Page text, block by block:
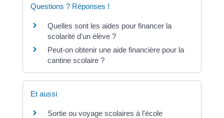
Questions ? Réponses !
Quelles sont les aides pour financer la
scolarité d'un élève ?
Peut-on obtenir une aide financière pour la
cantine scolaire ?
Et aussi
Sortie ou voyage scolaires à l'école